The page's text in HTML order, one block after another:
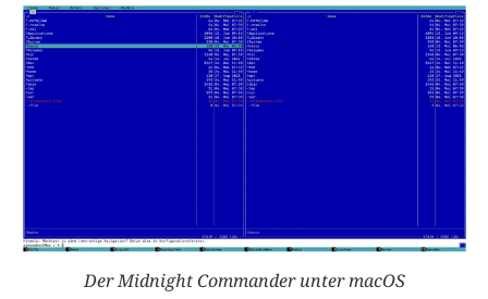
Der Midnight Commander unter macOS